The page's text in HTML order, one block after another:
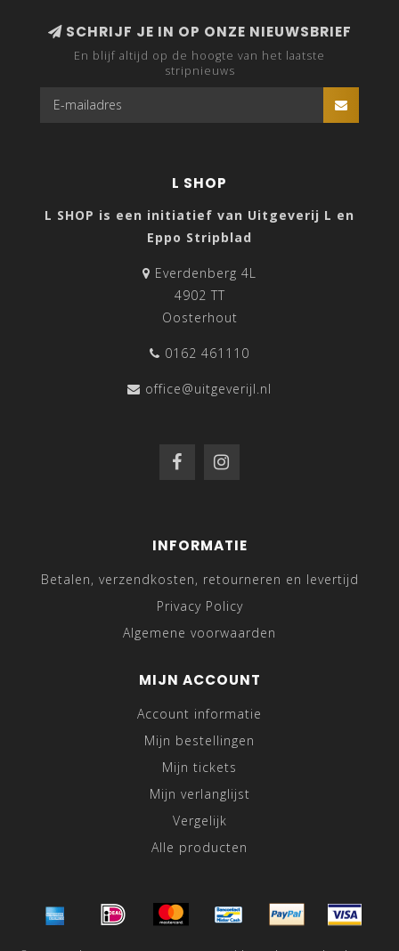
SCHRIJF JE IN OP ONZE NIEUWSBRIEF
En blijf altijd op de hoogte van het laatste
stripnieuws
L SHOP
L SHOP is een initiatief van Uitgeverij L en
Eppo Stripblad
Everdenberg 4L
4902 TT
Oosterhout
0162 461110
office@uitgeverijl.nl
INFORMATIE
Betalen, verzendkosten, retourneren en levertijd
Privacy Policy
Algemene voorwaarden
MIJN ACCOUNT
Account informatie
Mijn bestellingen
Mijn tickets
Mijn verlanglijst
Vergelijk
Alle producten